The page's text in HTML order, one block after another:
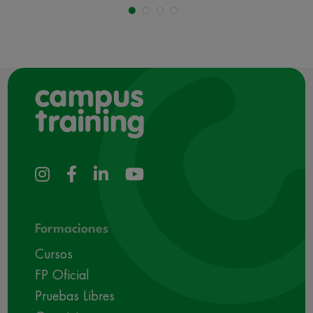
Formaciones
Cursos
FP Oficial
Pruebas Libres